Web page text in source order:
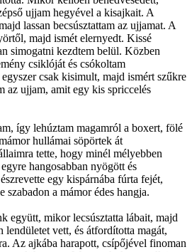
ujjam hegyével a kisajkait. A
lassan becsúsztattam az ujjamat. A
majd ismét elernyedt. Kissé
simogatni kezdtem belül. Közben
csiklóját és csókoltam
csak kisimult, majd ismért szűkre
az ujjam, amit egy kis spriccelés
így lehúztam magamról a boxert, fölé
hullámai söpörtek át
tette, hogy minél mélyebben
hangosabban nyögött és
egy kispárnába fúrta fejét,
szabadon a mámor édes hangja.
együtt, mikor lecsúsztatta lábait, majd
vett, és átfordította magát,
Az ajkába harapott, csípőjével finoman